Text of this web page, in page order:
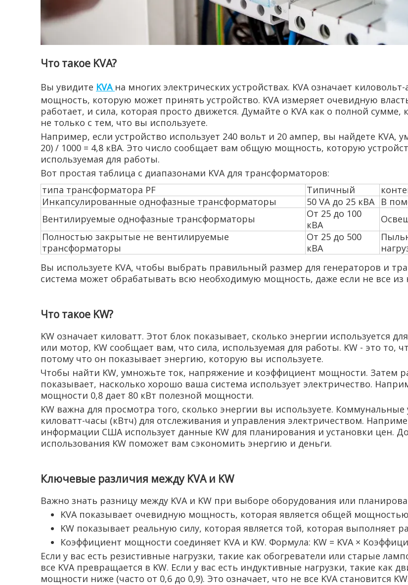
Что такое KVA?
Вы увидите KVA на многих электрических устройствах. KVA означает
мощность, которую может принять устройство. KVA измеряет очевидную
работает, и сила, которая просто движется. Думайте о KVA как о полной
не только с тем, что вы используете.
Например, если устройство использует 240 вольт и 20 ампер, вы найдете KVA,
20) / 1000 = 4,8 кВА. Это число сообщает вам общую мощность, которую
используемая для работы.
Вот простая таблица с диапазонами KVA для трансформаторов:
типа трансформатора PF
Типичный
Инкапсулированные однофазные трансформаторы
50 VA до 25 кВА
В
Вентилируемые однофазные трансформаторы
От 25 до 100
кВА
Полностью закрытые не вентилируемые
трансформаторы
От 25 до 500
кВА
Вы используете KVA, чтобы выбрать правильный размер для генераторов и
система может обрабатывать всю необходимую мощность, даже если не все из
Что такое KW?
KW означает киловатт. Этот блок показывает, сколько энергии используется
или мотор, KW сообщает вам, что сила, используемая для работы. KW - это то,
потому что он показывает энергию, которую вы используете.
Чтобы найти KW, умножьте ток, напряжение и коэффициент мощности. Затем
показывает, насколько хорошо ваша система использует электричество.
мощности 0,8 дает 80 кВт полезной мощности.
KW важна для просмотра того, сколько энергии вы используете.
киловатт-часы (кВтч) для отслеживания и управления электричеством.
информации США использует данные KW для планирования и установки цен.
использования KW поможет вам сэкономить энергию и деньги.
Ключевые различия между KVA и KW
Важно знать разницу между KVA и KW при выборе оборудования или
KVA показывает очевидную мощность, которая является общей
KW показывает реальную силу, которая является той, которая выполняет
Коэффициент мощности соединяет KVA и KW. Формула: KW = KVA ×
Если у вас есть резистивные нагрузки, такие как обогреватели или старые
все KVA превращается в KW. Если у вас есть индуктивные нагрузки, такие как
мощности ниже (часто от 0,6 до 0,9). Это означает, что не все KVA становится